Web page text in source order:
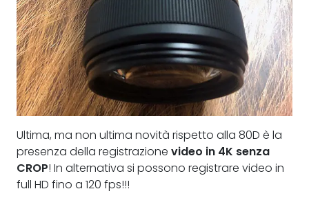
Ultima, ma non ultima novità rispetto alla 80D è la
presenza della registrazione video in 4K senza
CROP! In alternativa si possono registrare video in
full HD fino a 120 fps!!!